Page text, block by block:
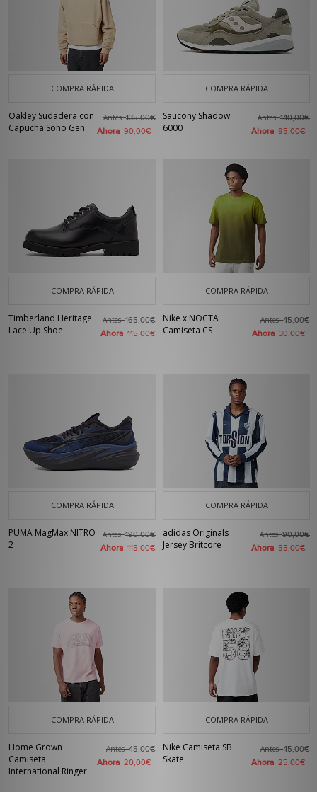
COMPRA RÁPIDA
Oakley Sudadera con
Capucha Soho Gen
Antes135,00€
Ahora 90,00€
COMPRA RÁPIDA
Saucony Shadow
6000
Antes140,00€
Ahora 95,00€
COMPRA RÁPIDA
Timberland Heritage
Lace Up Shoe
Antes165,00€
Ahora 115,00€
COMPRA RÁPIDA
Nike x NOCTA
Camiseta CS
Antes45,00€
Ahora 30,00€
COMPRA RÁPIDA
PUMA MagMax NITRO
2
Antes190,00€
Ahora 115,00€
COMPRA RÁPIDA
adidas Originals
Jersey Britcore
Antes90,00€
Ahora 55,00€
COMPRA RÁPIDA
Home Grown
Camiseta
International Ringer
Antes45,00€
Ahora 20,00€
COMPRA RÁPIDA
Nike Camiseta SB
Skate
Antes45,00€
Ahora 25,00€